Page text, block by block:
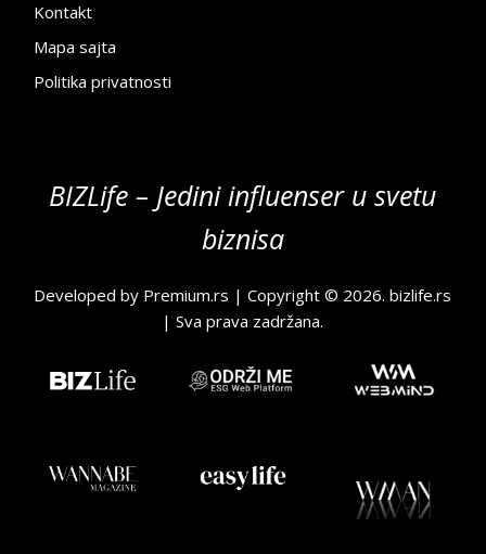
Kontakt
Mapa sajta
Politika privatnosti
BIZLife – Jedini influenser u svetu
biznisa
Developed by Premium.rs | Copyright © 2026.bizlife.rs
| Sva prava zadržana.